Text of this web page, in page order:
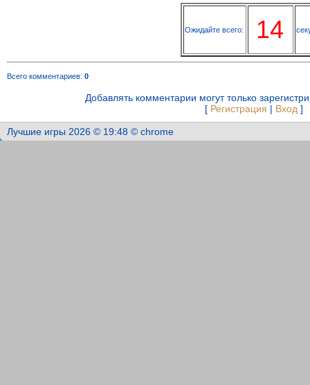
Ожидайте всего: 13
Всего комментариев: 0
Добавлять комментарии могут только
[ Регистрация | Вход ]
Лучшие игры 2026 © 19:48 © chrome